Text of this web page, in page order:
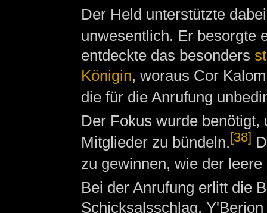
Der Held unterstützte
unwesentlich. Er besorgte
entdeckte das besonders
Königin, woraus Cor
die für die Anrufung
Der Fokus wurde
Mitglieder zu bündeln. [38]
zu gewinnen, wie der
Bei der Anrufung erlitt die
Schicksalsschlag.